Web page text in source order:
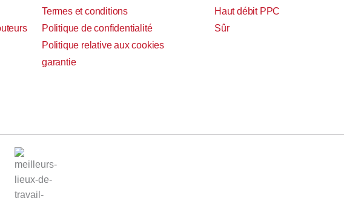
Termes et conditions
Politique de confidentialité
Politique relative aux cookies
garantie
Haut débit PPC
Sûr